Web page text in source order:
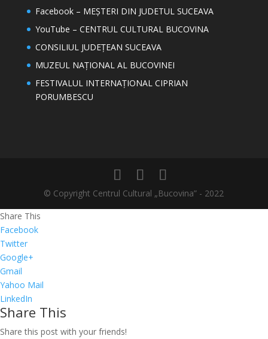
Facebook – MEȘTERI DIN JUDETUL SUCEAVA
YouTube – CENTRUL CULTURAL BUCOVINA
CONSILIUL JUDEȚEAN SUCEAVA
MUZEUL NAȚIONAL AL BUCOVINEI
FESTIVALUL INTERNAȚIONAL CIPRIAN
PORUMBESCU
© Copyright Centrul Cultural „Bucovina” - 2022
Share This
Facebook
Twitter
Google+
Gmail
Yahoo Mail
LinkedIn
Share This
Share this post with your friends!